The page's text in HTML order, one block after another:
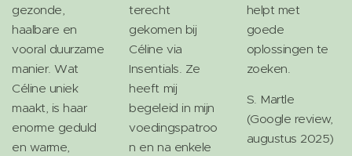
gezonde,
haalbare en
vooral duurzame
manier. Wat
Céline uniek
maakt, is haar
enorme geduld
en warme,
terecht
gekomen bij
Céline via
Insentials. Ze
heeft mij
begeleid in mijn
voedingspatroo
n en na enkele
helpt met
goede
oplossingen te
zoeken.
S. Martle
(Google review,
augustus 2025)